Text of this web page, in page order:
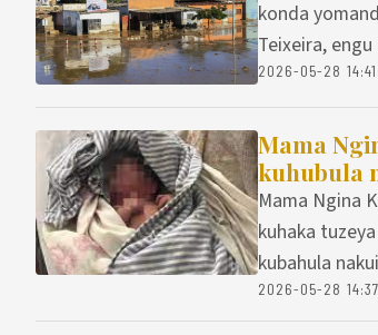
konda
Teixeira,
2026-05-28
Mama
kuhubula
Mama Ngina
kuhaka
kubahula
2026-05-28